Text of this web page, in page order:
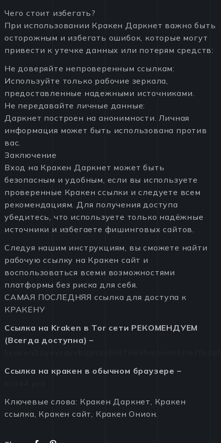
Чего стоит избегать?
При использовании Кракен Даркнет важно быть
осторожным и избегать ошибок, которые могут
привести к утечке данных или потерям средств:
Не доверяйте непроверенным ссылкам:
Используйте только рабочие зеркала,
предоставленные надежными источниками.
Не передавайте личные данные:
Даркнет построен на анонимности. Личная
информация может быть использована против
вас.
Заключение
Вход на Кракен Даркнет может быть
безопасным и удобным, если вы используете
проверенные Кракен ссылки и следуете всем
рекомендациям. Для получения доступа
убедитесь, что используете только надёжные
источники и избегаете фишинговых сайтов.
Следуя нашим инструкциям, вы сможете найти
рабочую ссылку на Кракен сайт и
воспользоваться всеми возможностями
платформы без риска для себя.
САМАЯ ПОСЛЕДНЯЯ ссылка для доступа к
КРАКЕНУ
Ссылка на Kraken в Tor сети РЕКОМЕНДУЕМ
(Всегда доступна) –
Ссылка на кракен в обычном браузере –
Ключевые слова: Кракен Даркнет, Кракен
ссылка, Кракен сайт, Кракен Онион.